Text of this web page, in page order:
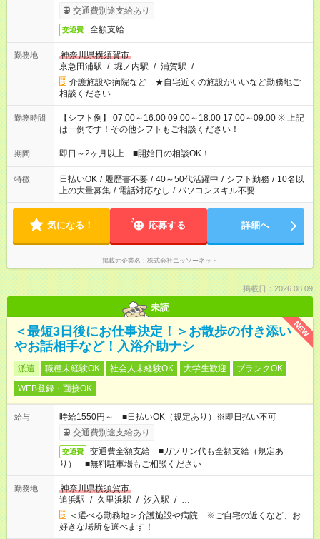
交通費別途支給あり
交通費 全額支給
勤務地
神奈川県横須賀市
京急田浦駅 / 堀ノ内駅 / 浦賀駅 / …
介護施設や病院など ★自宅近くの施設がいいなど勤務地ご
相談ください
勤務時間
【シフト例】 07:00～16:00 09:00～18:00 17:00～09:00 ※ 上記
は一例です！その他シフトもご相談ください！
期間 即日～2ヶ月以上 ■開始日の相談OK！
特徴 日払いOK / 履歴書不要 / 40～50代活躍中 / シフト勤務 / 10名以
上の大量募集 / 電話対応なし / パソコンスキル不要
気になる！ 応募する 詳細へ
掲載元企業名 株式会社ニッソーネット
掲載日：2026.08.09
未読
NEW
＜最短3日後にお仕事決定！＞お散歩の付き添い
やお話相手など！入浴介助ナシ
派遣 職種未経験OK 社会人未経験OK 大学生歓迎
ブランクOK
WEB登録・面接OK
給与
時給1550円～ ■日払いOK（規定あり）※即日払い不可
交通費別途支給あり
交通費
交通費全額支給 ■ガソリン代も全額支給（規定あ
り） ■無料駐車場もご相談ください
勤務地
神奈川県横須賀市
追浜駅 / 久里浜駅 / 汐入駅 / …
＜選べる勤務地＞介護施設や病院 ※ご自宅の近くなど、お
好きな場所を選べます！